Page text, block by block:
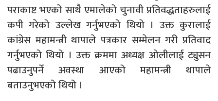
पराकाष्ट भएको साथै एमालेको चुनावी प्रतिवद्धताहरुलाई
कपी गरेको उल्लेख गर्नुभएको थियो । उक्त कुरालाई
कांग्रेस महामन्त्री थापाले पत्रकार सम्मेलन गरी प्रतिवाद
गर्नुभएको थियो । उक्त क्रममा अध्यक्ष ओलीलाई ट्युसन
पढाउनुपर्ने अवस्था आएको महामन्त्री थापाले
बताउनुभएको थियो ।